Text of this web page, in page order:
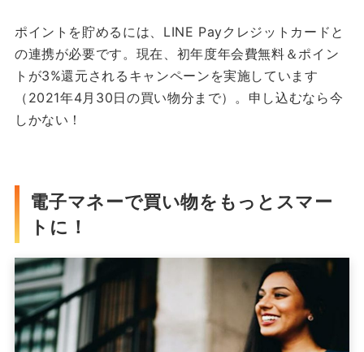
ポイントを貯めるには、LINE Payクレジットカードと
の連携が必要です。現在、初年度年会費無料＆ポイン
トが3%還元されるキャンペーンを実施しています
（2021年4月30日の買い物分まで）。申し込むなら今
しかない！
電子マネーで買い物をもっとスマー
トに！